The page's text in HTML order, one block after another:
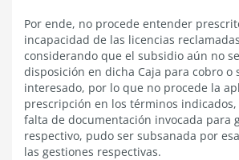
Por ende, no procede entender
incapacidad de las licencias
considerando que el subsidio aún no
disposición en dicha Caja para cobro o
interesado, por lo que no procede la
prescripción en los términos
falta de documentación invocada para
respectivo, pudo ser subsanada por
las gestiones respectivas.